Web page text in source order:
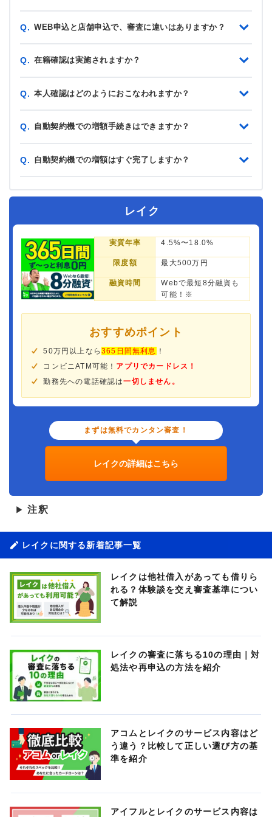
Q. WEB申込と店舗申込で、審査に違いはありますか？
Q. 在籍確認は実施されますか？
Q. 本人確認はどのようにおこなわれますか？
Q. 自動契約機での増額手続きはできますか？
Q. 自動契約機での増額はすぐ完了しますか？
レイク
実質年率 4.5%〜18.0%
限度額 最大500万円
融資時間
Webで最短8分融資も
可能！※
おすすめポイント
50万円以上なら365日間無利息
！
コンビニATM可能！ アプリでカードレス！
勤務先への電話確認は一切しません。
まずは無料でカンタン審査！
レイクの詳細はこちら
▶ 注釈
レイクに関する新着記事一覧
レイクは他社借入があっても借りら
れる？体験談を交え審査基準につい
て解説
レイクの審査に落ちる10の理由｜対
処法や再申込の方法を紹介
アコムとレイクのサービス内容はど
う違う？比較して正しい選び方の基
準を紹介
アイフルとレイクのサービス内容は